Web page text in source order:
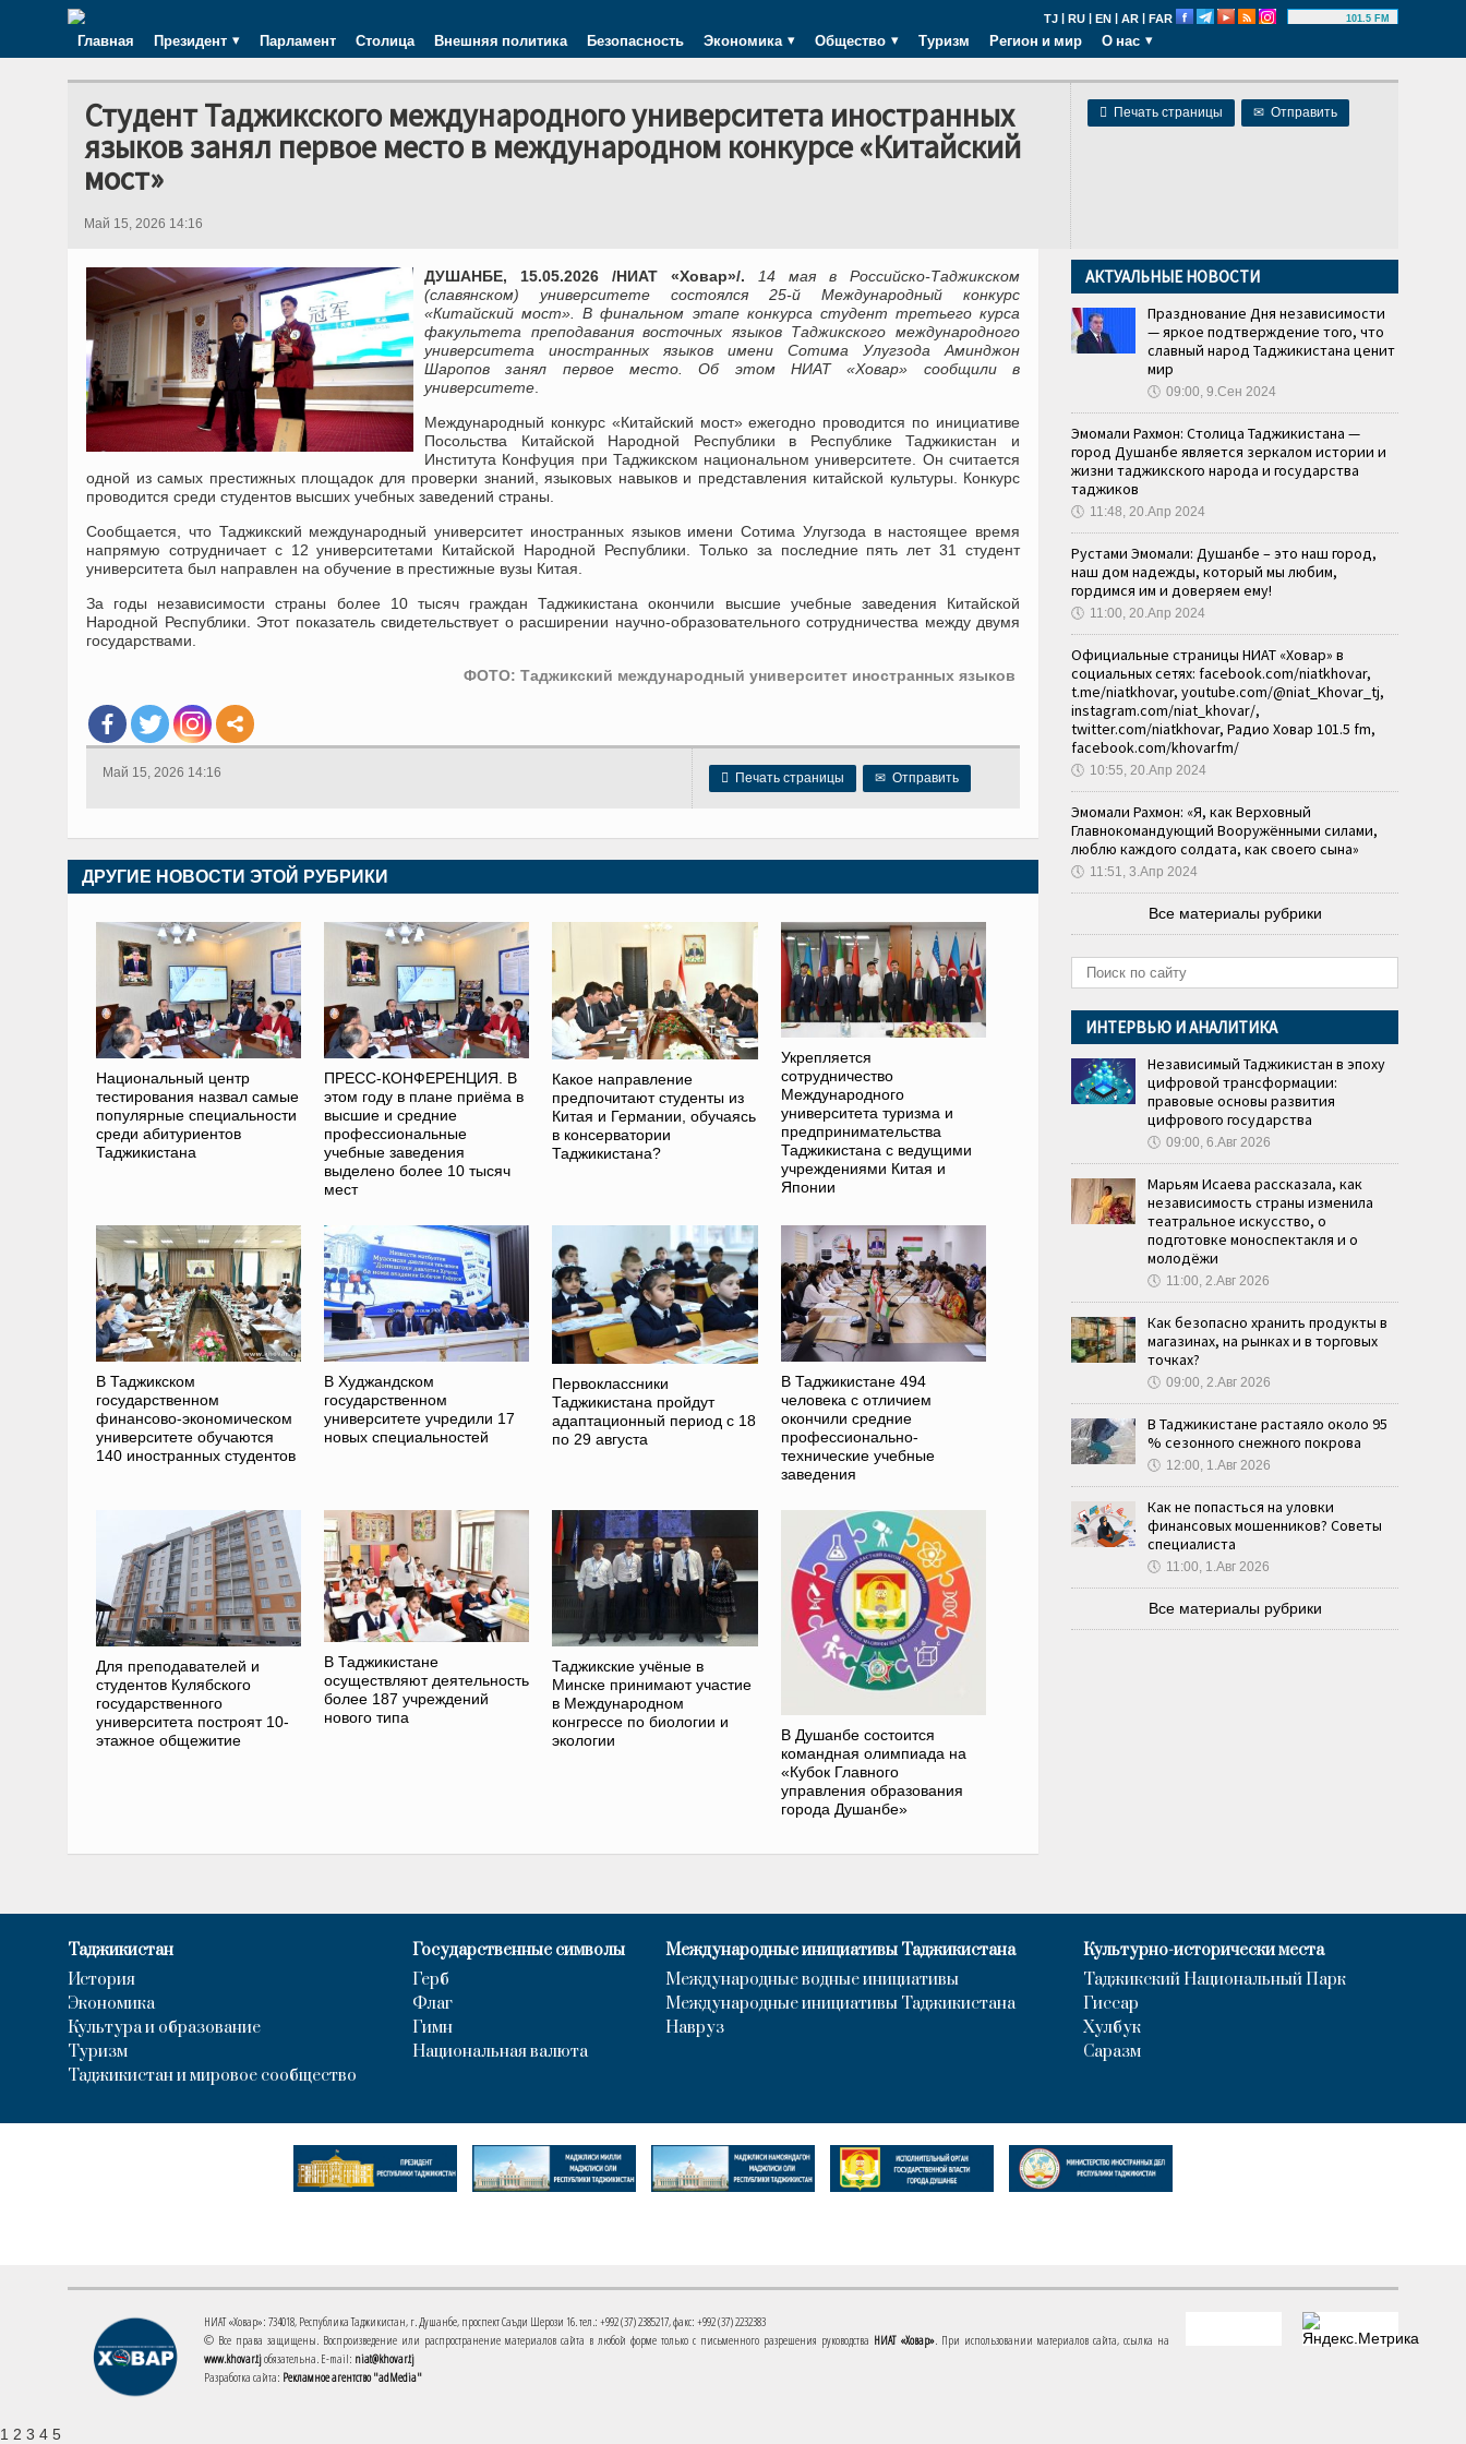
TJ | RU | EN | AR | FAR 101.5 FM
Главная Президент Парламент Столица Внешняя политика Безопасность Экономика Общество Туризм Регион и мир О нас
 Печать страницы ✉ Отправить
Студент Таджикского международного университета иностранных
языков занял первое место в международном конкурсе «Китайский
мост»
Май 15, 2026 14:16
ДУШАНБЕ, 15.05.2026 /НИАТ «Ховар»/.
14 мая в Российско-Таджикском
(славянском) университете состоялся 25-й Международный конкурс
«Китайский мост». В финальном этапе конкурса студент третьего курса
факультета преподавания восточных языков Таджикского международного
университета иностранных языков имени Сотима Улугзода Аминджон
Шаропов занял первое место. Об этом НИАТ «Ховар» сообщили в
университете
Международный конкурс «Китайский мост» ежегодно проводится по инициативе
Посольства Китайской Народной Республики в Республике Таджикистан и
Института Конфуция при Таджикском национальном университете. Он считается
одной из самых престижных площадок для проверки знаний, языковых навыков и представления китайской культуры. Конкурс
проводится среди студентов высших учебных заведений страны.
Сообщается, что Таджикский международный университет иностранных языков имени Сотима Улугзода в настоящее время
напрямую сотрудничает с 12 университетами Китайской Народной Республики. Только за последние пять лет 31 студент
университета был направлен на обучение в престижные вузы Китая.
За годы независимости страны более 10 тысяч граждан Таджикистана окончили высшие учебные заведения Китайской
Народной Республики. Этот показатель свидетельствует о расширении научно-образовательного сотрудничества между двумя
государствами.
ФОТО: Таджикский международный университет иностранных языков
 Печать страницы ✉ Отправить
Май 15, 2026 14:16
ДРУГИЕ НОВОСТИ ЭТОЙ РУБРИКИ
Национальный центр
тестирования назвал самые
популярные специальности
среди абитуриентов
Таджикистана
ПРЕСС-КОНФЕРЕНЦИЯ. В
этом году в плане приёма в
высшие и средние
профессиональные
учебные заведения
выделено более 10 тысяч
мест
Какое направление
предпочитают студенты из
Китая и Германии, обучаясь
в консерватории
Таджикистана?
Укрепляется
сотрудничество
Международного
университета туризма и
предпринимательства
Таджикистана с ведущими
учреждениями Китая и
Японии
В Таджикском
государственном
финансово-экономическом
университете обучаются
140 иностранных студентов
В Худжандском
государственном
университете учредили 17
новых специальностей
Первоклассники
Таджикистана пройдут
адаптационный период с 18
по 29 августа
В Таджикистане 494
человека с отличием
окончили средние
профессионально-
технические учебные
заведения
Для преподавателей и
студентов Кулябского
государственного
университета построят 10-
этажное общежитие
В Таджикистане
осуществляют деятельность
более 187 учреждений
нового типа
Таджикские учёные в
Минске принимают участие
в Международном
конгрессе по биологии и
экологии
В Душанбе состоится
командная олимпиада на
«Кубок Главного
управления образования
города Душанбе»
АКТУАЛЬНЫЕ НОВОСТИ
Празднование Дня независимости
— яркое подтверждение того, что
славный народ Таджикистана ценит
мир
🕔 09:00, 9.Сен 2024
Эмомали Рахмон: Столица Таджикистана —
город Душанбе является зеркалом истории и
жизни таджикского народа и государства
таджиков
🕔 11:48, 20.Апр 2024
Рустами Эмомали: Душанбе – это наш город,
наш дом надежды, который мы любим,
гордимся им и доверяем ему!
🕔 11:00, 20.Апр 2024
Официальные страницы НИАТ «Ховар» в
социальных сетях: facebook.com/niatkhovar,
t.me/niatkhovar, youtube.com/@niat_Khovar_tj,
instagram.com/niat_khovar/,
twitter.com/niatkhovar, Радио Ховар 101.5 fm,
facebook.com/khovarfm/
🕔 10:55, 20.Апр 2024
Эмомали Рахмон: «Я, как Верховный
Главнокомандующий Вооружёнными силами,
люблю каждого солдата, как своего сына»
🕔 11:51, 3.Апр 2024
Все материалы рубрики
ИНТЕРВЬЮ И АНАЛИТИКА
Независимый Таджикистан в эпоху
цифровой трансформации:
правовые основы развития
цифрового государства
🕔 09:00, 6.Авг 2026
Марьям Исаева рассказала, как
независимость страны изменила
театральное искусство, о
подготовке моноспектакля и о
молодёжи
🕔 11:00, 2.Авг 2026
Как безопасно хранить продукты в
магазинах, на рынках и в торговых
точках?
🕔 09:00, 2.Авг 2026
В Таджикистане растаяло около 95
% сезонного снежного покрова
🕔 12:00, 1.Авг 2026
Как не попасться на уловки
финансовых мошенников? Советы
специалиста
🕔 11:00, 1.Авг 2026
Все материалы рубрики
Таджикистан
История
Экономика
Культура и образование
Туризм
Таджикистан и мировое сообщество
Государственные символы
Герб
Флаг
Гимн
Национальная валюта
Международные инициативы Таджикистана
Международные водные инициативы
Международные инициативы Таджикистана
Навруз
Культурно-исторически места
Таджикский Национальный Парк
Гиссар
Хулбук
Саразм
НИАТ «Ховар»: 734018, Республика Таджикистан, г. Душанбе, проспект Саъди Шерози 16. тел.: +992 (37) 2385217, факс: +992 (37) 2232383
© Все права защищены. Воспроизведение или распространение материалов сайта в любой форме только с письменного разрешения руководства НИАТ «Ховар». При использовании материалов сайта, ссылка на
www.khovar.tjобязательна. E-mail: niat@khovar.tj
Разработка сайта: Рекламное агентство "adMedia"
1 2 3 4 5